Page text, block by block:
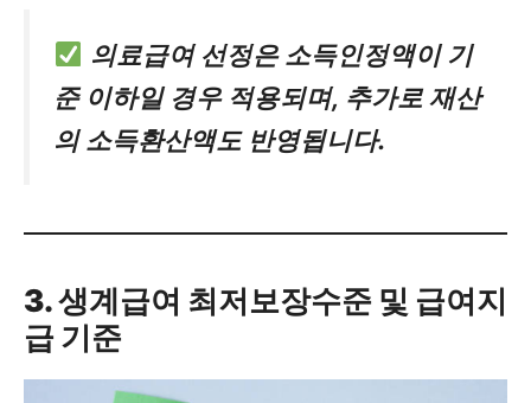
의료급여 선정은 소득인정액이 기
준 이하일 경우 적용되며, 추가로 재산
의 소득환산액도 반영됩니다.
3. 생계급여 최저보장수준 및 급여지
급 기준